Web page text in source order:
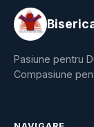
Pasiune pentru
Compasiune